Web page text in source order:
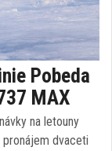
Pobeda
MAX
na letouny
dvaceti